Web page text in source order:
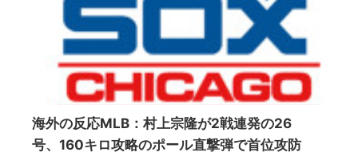
海外の反応MLB：村上宗隆が2戦連発の26
号、160キロ攻略のポール直撃弾で首位攻防